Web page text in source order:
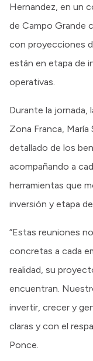
Hernandez, en un
de Campo Grande
con proyecciones
están en etapa de
operativas.
Durante la jornada,
Zona Franca,
detallado de los
acompañando a
herramientas que
inversión y etapa
“Estas reuniones
concretas a cada
realidad, su
encuentran.
invertir, crecer y
claras y con el
Ponce.